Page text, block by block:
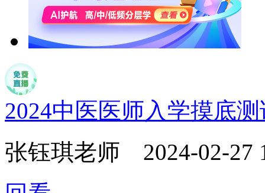
2024中医医师入学摸底
张钰琪老师 2024-02-27